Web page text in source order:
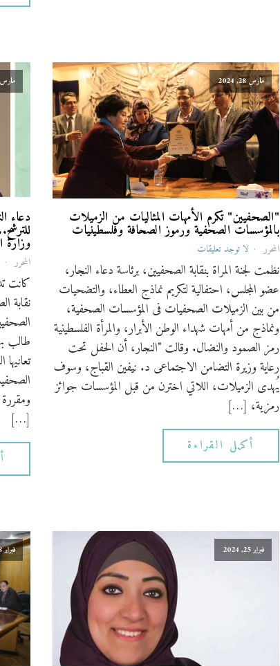
مارس 28, 2024
"الصحفيين" تكرم الأمهات المثاليات من الزميلات
بالمؤسسات الصحفية ورموز الصحافة وفلسطينيات
المحرر لا توجد تعليقات
نظمت لجنة المراة بنقابة الصحفيين، برئاسة دعاء النجار،
عضو المجلس، احتفالية لتكريم نماذج العطاء، والتضحيات
من بين الزميلات الصحفيات فى المؤسسات الصحفية،
ونماذج من أمهات شهداء الوطن الأبرار، والمرأة الفلسطينية
رمز الصمود والنضال. وقالت "النجار، أن الحفل تحت
رعاية وزيرة التضامن الاجتماعى د. نيفين القباج، وسوف
يُهدى الزميلات، اللاتي اخترن من قبل المؤسسات جوائز
رمزية، […]
أكمل القراءة
مارس 18,
دعاء
وزارة
المحرر
كانت
طالب
ومقررة
[…]
فبراير 25, 2024 فبراير 8, 2024